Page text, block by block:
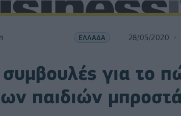
ΕΛΛΑΔΑ 28/05/2020
συμβουλές για το
παιδιών